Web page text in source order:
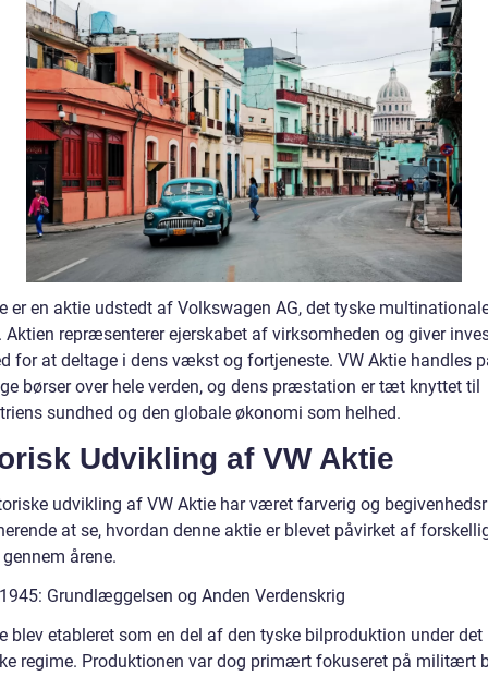
er en aktie udstedt af Volkswagen AG, det tyske
repræsenterer ejerskabet af virksomheden og giver
for at deltage i dens vækst og fortjeneste. VW Aktie handles
børser over hele verden, og dens præstation er tæt knyttet til
sundhed og den globale økonomi som helhed.
Udvikling af VW Aktie
udvikling af VW Aktie har været farverig og
at se, hvordan denne aktie er blevet påvirket af
årene.
Grundlæggelsen og Anden Verdenskrig
blev etableret som en del af den tyske bilproduktion under det
regime. Produktionen var dog primært fokuseret på militært